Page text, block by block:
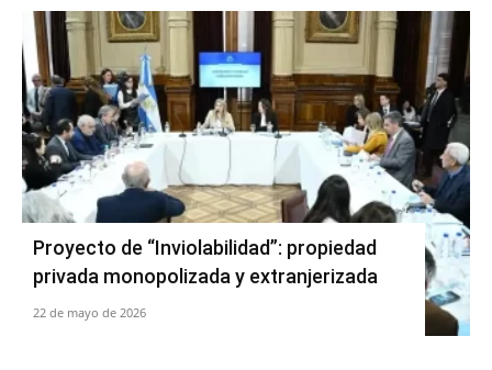
Proyecto de “Inviolabilidad”: propiedad
privada monopolizada y extranjerizada
22 de mayo de 2026